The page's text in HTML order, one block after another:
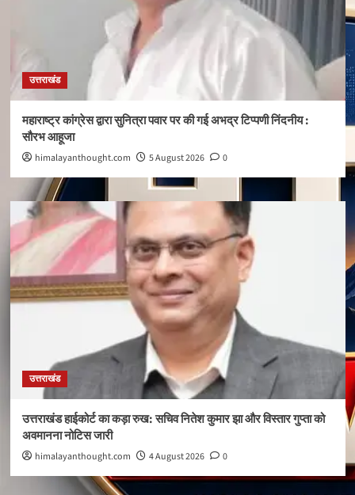
उत्तराखंड
महाराष्ट्र कांग्रेस द्वारा सुनित्रा पवार पर की गई अभद्र टिप्पणी निंदनीय :
सौरभ आहूजा
himalayanthought.com 5 August 2026 0
उत्तराखंड
उत्तराखंड हाईकोर्ट का कड़ा रुख: सचिव नितेश कुमार झा और विस्तार गुप्ता को
अवमानना नोटिस जारी
himalayanthought.com 4 August 2026 0